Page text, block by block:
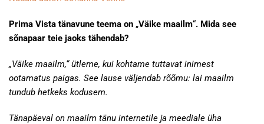
Prima Vista tänavune teema on „Väike maailm“. Mida see
sõnapaar teie jaoks tähendab?
„Väike maailm,“ ütleme, kui kohtame tuttavat inimest
ootamatus paigas. See lause väljendab rõõmu: lai maailm
tundub hetkeks kodusem.
Tänapäeval on maailm tänu internetile ja meediale üha